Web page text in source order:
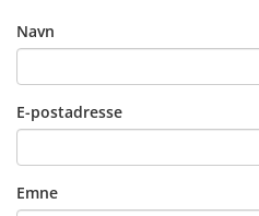
Navn
E-postadresse
Emne